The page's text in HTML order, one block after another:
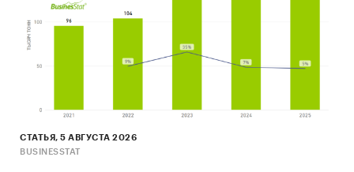
СТАТЬЯ, 5 АВГУСТА 2026
BUSINESSTAT